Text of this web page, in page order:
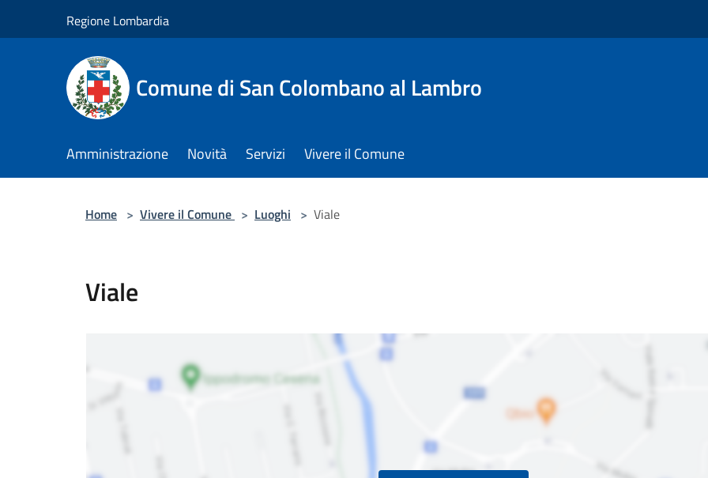
Regione Lombardia
Comune di San Colombano al Lambro
Amministrazione Novità Servizi Vivere il Comune
Home > Vivere il Comune > Luoghi > Viale
Viale